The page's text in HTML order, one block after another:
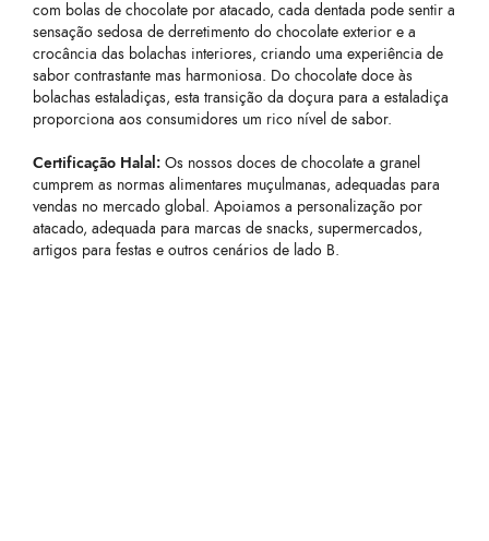
com bolas de chocolate por atacado, cada dentada pode sentir a
sensação sedosa de derretimento do chocolate exterior e a
crocância das bolachas interiores, criando uma experiência de
sabor contrastante mas harmoniosa. Do chocolate doce às
bolachas estaladiças, esta transição da doçura para a estaladiça
proporciona aos consumidores um rico nível de sabor.
Certificação Halal: Os nossos doces de chocolate a granel
cumprem as normas alimentares muçulmanas, adequadas para
vendas no mercado global. Apoiamos a personalização por
atacado, adequada para marcas de snacks, supermercados,
artigos para festas e outros cenários de lado B.